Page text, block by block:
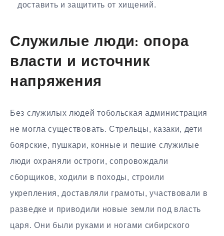
доставить и защитить от хищений.
Служилые люди: опора
власти и источник
напряжения
Без служилых людей тобольская администрация
не могла существовать. Стрельцы, казаки, дети
боярские, пушкари, конные и пешие служилые
люди охраняли остроги, сопровождали
сборщиков, ходили в походы, строили
укрепления, доставляли грамоты, участвовали в
разведке и приводили новые земли под власть
царя. Они были руками и ногами сибирского